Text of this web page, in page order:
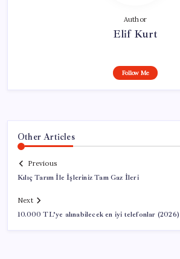
Author
Elif Kurt
Follow Me
Other Articles
Previous
Kılıç Tarım İle İşleriniz Tam Gaz İleri
Next
10.000 TL’ye alınabilecek en iyi telefonlar (2026)